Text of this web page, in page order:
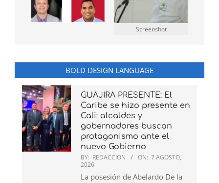
Screenshot
BOLD DESIGN LANGUAGE
GUAJIRA PRESENTE: El
Caribe se hizo presente en
Cali: alcaldes y
gobernadores buscan
protagonismo ante el
nuevo Gobierno
BY: REDACCION ON: 7 AGOSTO,
2026
La posesión de Abelardo De la